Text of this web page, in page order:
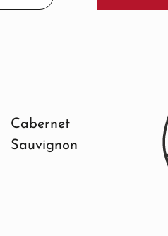
Cabernet
Sauvignon